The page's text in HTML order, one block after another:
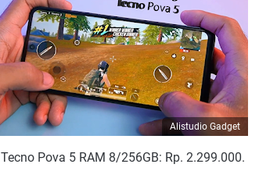
Alistudio Gadget
Tecno Pova 5 RAM 8/256GB: Rp. 2.299.000.